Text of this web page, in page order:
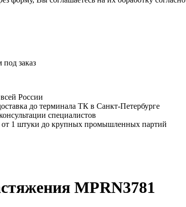
заказ
России
до терминала ТК в Санкт‑Петербурге
специалистов
1 штуки до крупных промышленных партий
MPRN3781